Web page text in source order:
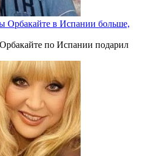
Орбакайте в Испании больше,
по Испании подарил